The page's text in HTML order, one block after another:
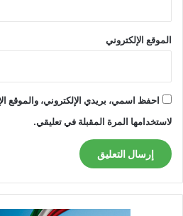
الموقع الإلكتروني
احفظ اسمي، بريدي الإلكتروني، والموقع
لاستخدامها المرة المقبلة في تعليقي.